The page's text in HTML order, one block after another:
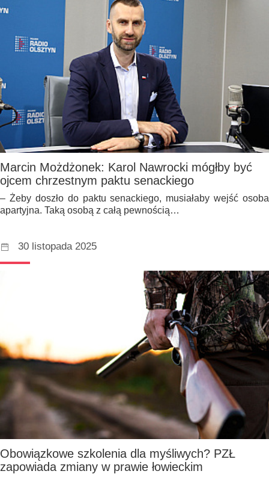
Marcin Możdżonek: Karol Nawrocki mógłby być
ojcem chrzestnym paktu senackiego
– Żeby doszło do paktu senackiego, musiałaby wejść osoba
apartyjna. Taką osobą z całą pewnością…
30 listopada 2025
Obowiązkowe szkolenia dla myśliwych? PZŁ
zapowiada zmiany w prawie łowieckim